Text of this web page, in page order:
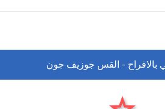
بالافراح - القس جوزيف جون